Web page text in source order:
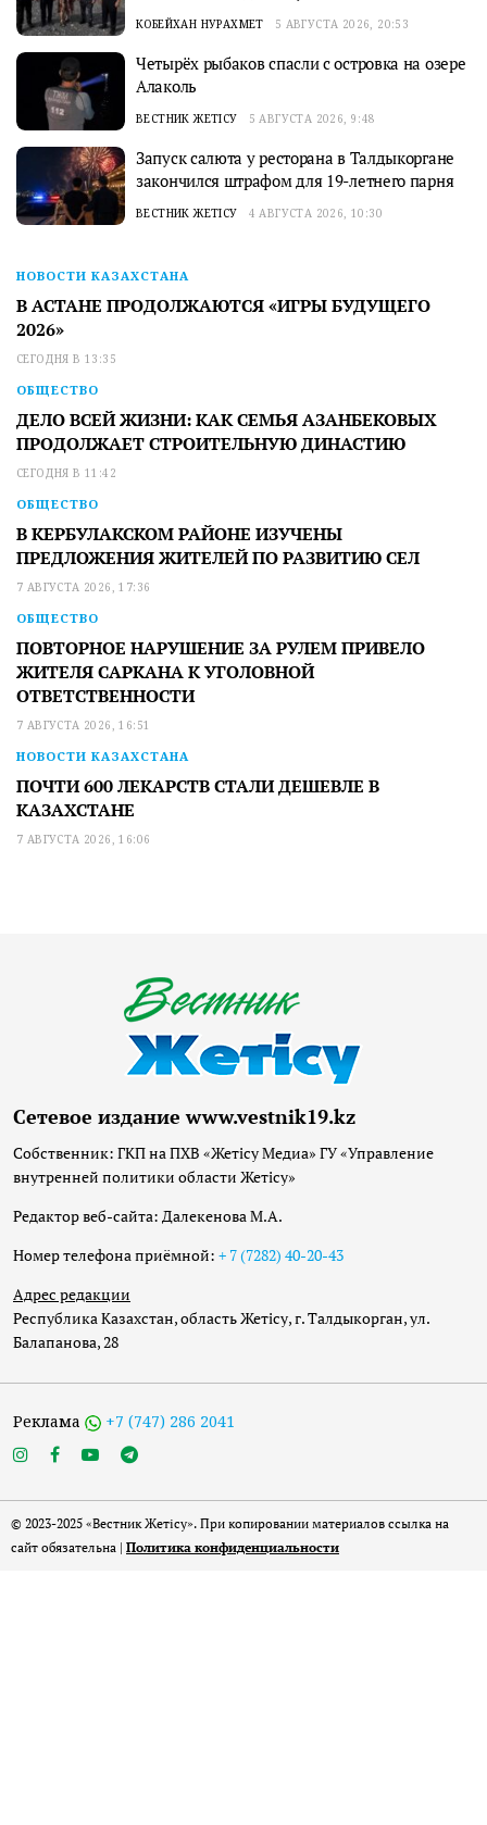
КОБЕЙХАН НУРАХМЕТ 5 АВГУСТА 2026, 20:53
Четырёх рыбаков спасли с островка на озере
Алаколь
ВЕСТНИК ЖЕТІСУ 5 АВГУСТА 2026, 9:48
Запуск салюта у ресторана в Талдыкоргане
закончился штрафом для 19-летнего парня
ВЕСТНИК ЖЕТІСУ 4 АВГУСТА 2026, 10:30
НОВОСТИ КАЗАХСТАНА
В АСТАНЕ ПРОДОЛЖАЮТСЯ «ИГРЫ БУДУЩЕГО
2026»
СЕГОДНЯ В 13:35
ОБЩЕСТВО
ДЕЛО ВСЕЙ ЖИЗНИ: КАК СЕМЬЯ АЗАНБЕКОВЫХ
ПРОДОЛЖАЕТ СТРОИТЕЛЬНУЮ ДИНАСТИЮ
СЕГОДНЯ В 11:42
ОБЩЕСТВО
В КЕРБУЛАКСКОМ РАЙОНЕ ИЗУЧЕНЫ
ПРЕДЛОЖЕНИЯ ЖИТЕЛЕЙ ПО РАЗВИТИЮ СЕЛ
7 АВГУСТА 2026, 17:36
ОБЩЕСТВО
ПОВТОРНОЕ НАРУШЕНИЕ ЗА РУЛЕМ ПРИВЕЛО
ЖИТЕЛЯ САРКАНА К УГОЛОВНОЙ
ОТВЕТСТВЕННОСТИ
7 АВГУСТА 2026, 16:51
НОВОСТИ КАЗАХСТАНА
ПОЧТИ 600 ЛЕКАРСТВ СТАЛИ ДЕШЕВЛЕ В
КАЗАХСТАНЕ
7 АВГУСТА 2026, 16:06
Сетевое издание www.vestnik19.kz
Собственник: ГКП на ПХВ «Жетісу Медиа» ГУ «Управление
внутренней политики области Жетісу»
Редактор веб-сайта: Далекенова М.А.
Номер телефона приёмной: + 7 (7282) 40-20-43
Адрес редакции
Республика Казахстан, область Жетісу, г. Талдыкорган, ул.
Балапанова, 28
Реклама +7 (747) 286 2041
© 2023-2025 «Вестник Жетісу». При копировании материалов ссылка на
сайт обязательна | Политика конфиденциальности